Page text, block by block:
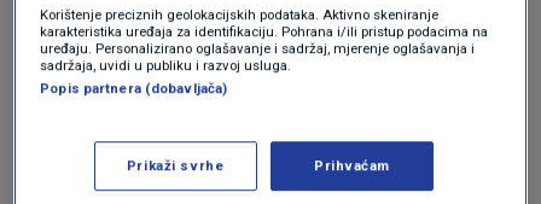
nestabilno, uz kišu i pljuskove s grmljavinom,
osobito duž Jadrana i uz Jadran.
nastavku tjedna ponovno će biti sve češće
Korištenje preciznih geolokacijskih podataka. Aktivno skeniranje
karakteristika uređaja za identifikaciju. Pohrana i/ili pristup podacima na
uređaju. Personalizirano oglašavanje i sadržaj, mjerenje oglašavanja i
sadržaja, uvidi u publiku i razvoj usluga.
Popis partnera (dobavljača)
Prikaži svrhe Prihvaćam